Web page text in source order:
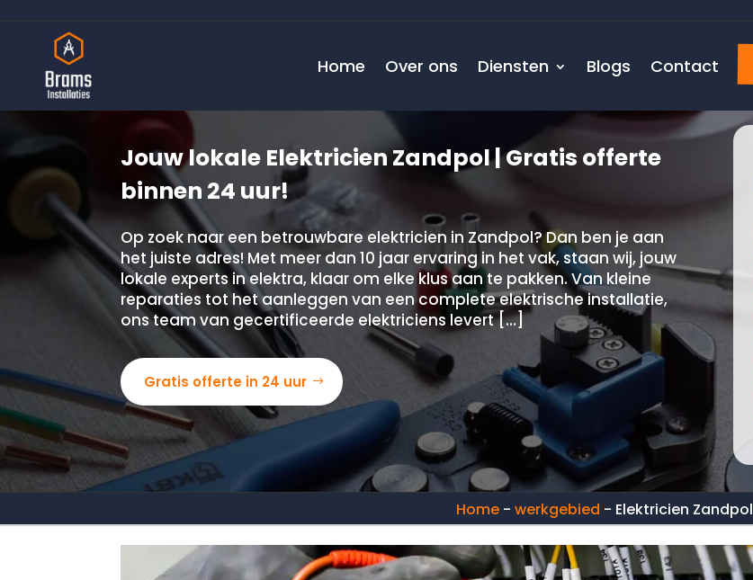
Home Over ons Diensten Blogs Contact
Jouw lokale Elektricien Zandpol | Gratis offerte
binnen 24 uur!
Op zoek naar een betrouwbare elektricien in Zandpol? Dan ben je aan
het juiste adres! Met meer dan 10 jaar ervaring in het vak, staan wij, jouw
lokale experts in elektra, klaar om elke klus aan te pakken. Van kleine
reparaties tot het aanleggen van een complete elektrische installatie,
ons team van gecertificeerde elektriciens levert […]
Gratis offerte in 24 uur
Home - werkgebied - Elektricien Zandpol